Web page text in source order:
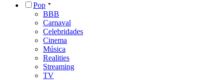
Pop
BBB
Carnaval
Celebridades
Cinema
Música
Realities
Streaming
TV